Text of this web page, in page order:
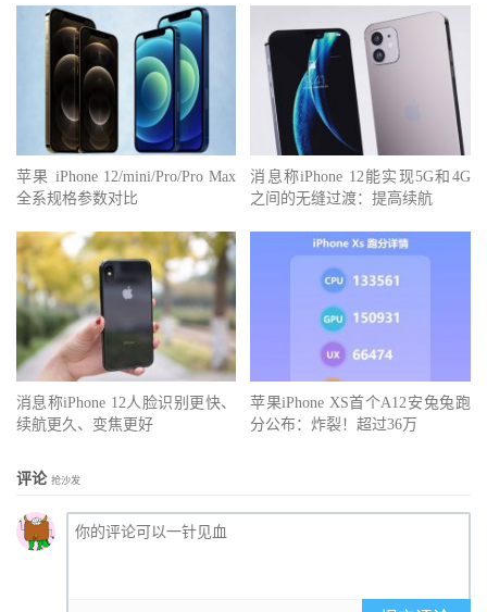
苹果 iPhone 12/mini/Pro/Pro Max
全系规格参数对比
消息称iPhone 12能实现5G和4G
之间的无缝过渡：提高续航
消息称iPhone 12人脸识别更快、
续航更久、变焦更好
苹果iPhone XS首个A12安兔兔跑
分公布：炸裂！超过36万
评论 抢沙发